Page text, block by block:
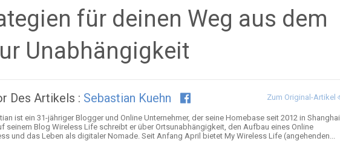
für deinen Weg aus dem
Unabhängigkeit
Des Artikels : Sebastian Kuehn Zum Original-Artikel
ist ein 31-jähriger Blogger und Online Unternehmer, der seine Homebase seit 2012 in Shanghai
seinem Blog Wireless Life schreibt er über Ortsunabhängigkeit, den Aufbau eines Online
und das Leben als digitaler Nomade. Seit Anfang April bietet My Wireless Life (angehenden...